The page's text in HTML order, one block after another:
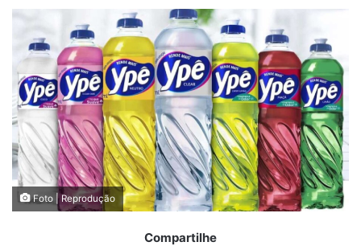
Foto | Reprodução
Compartilhe